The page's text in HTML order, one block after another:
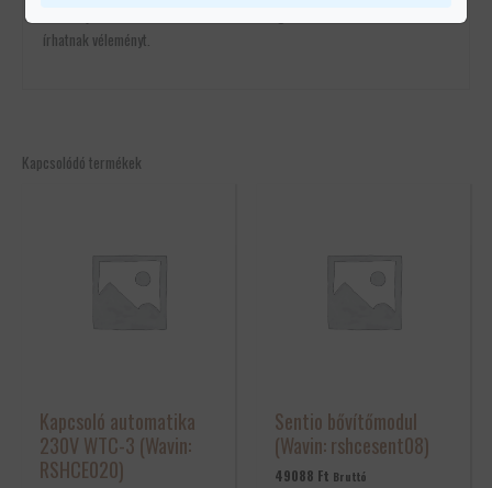
írhatnak véleményt.
Kapcsolódó termékek
Kapcsoló automatika
230V WTC-3 (Wavin:
RSHCE020)
Sentio bővítőmodul
(Wavin: rshcesent08)
49088 Ft Bruttó